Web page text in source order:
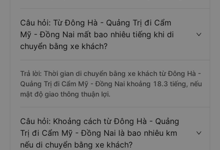
Câu hỏi: Từ Đông Hà - Quảng Trị đi Cẩm
Mỹ - Đồng Nai mất bao nhiêu tiếng khi di
chuyển bằng xe khách?
Trả lời: Thời gian di chuyển bằng xe khách từ Đông Hà -
Quảng Trị đi Cẩm Mỹ - Đồng Nai khoảng 18.3 tiếng, nếu
mật độ giao thông thuận lợi.
Câu hỏi: Khoảng cách từ Đông Hà - Quảng
Trị đi Cẩm Mỹ - Đồng Nai là bao nhiêu km
nếu di chuyển bằng xe khách?